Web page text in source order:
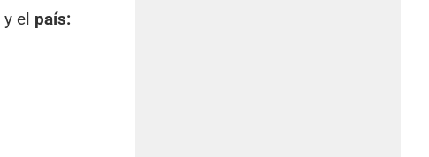
y el país: